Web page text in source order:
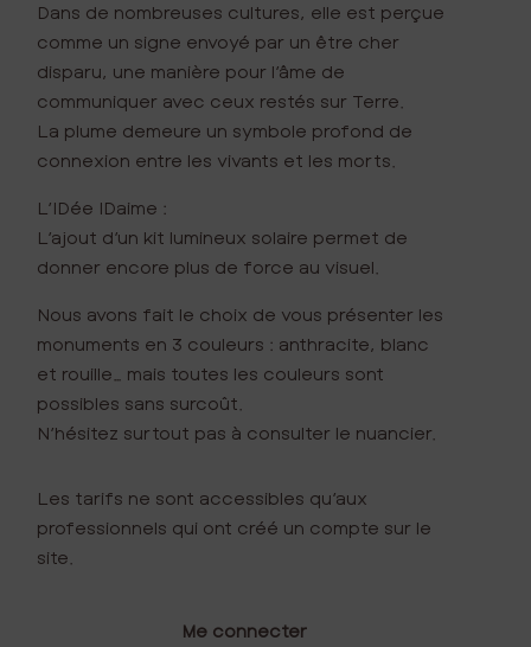
Dans de nombreuses cultures, elle est perçue
comme un signe envoyé par un être cher
disparu, une manière pour l’âme de
communiquer avec ceux restés sur Terre.
La plume demeure un symbole profond de
connexion entre les vivants et les morts.
L’IDée IDaime :
L’ajout d’un kit lumineux solaire permet de
donner encore plus de force au visuel.
Nous avons fait le choix de vous présenter les
monuments en 3 couleurs : anthracite, blanc
et rouille… mais toutes les couleurs sont
possibles sans surcoût.
N’hésitez surtout pas à consulter le nuancier.
Les tarifs ne sont accessibles qu’aux
professionnels qui ont créé un compte sur le
site.
Me connecter